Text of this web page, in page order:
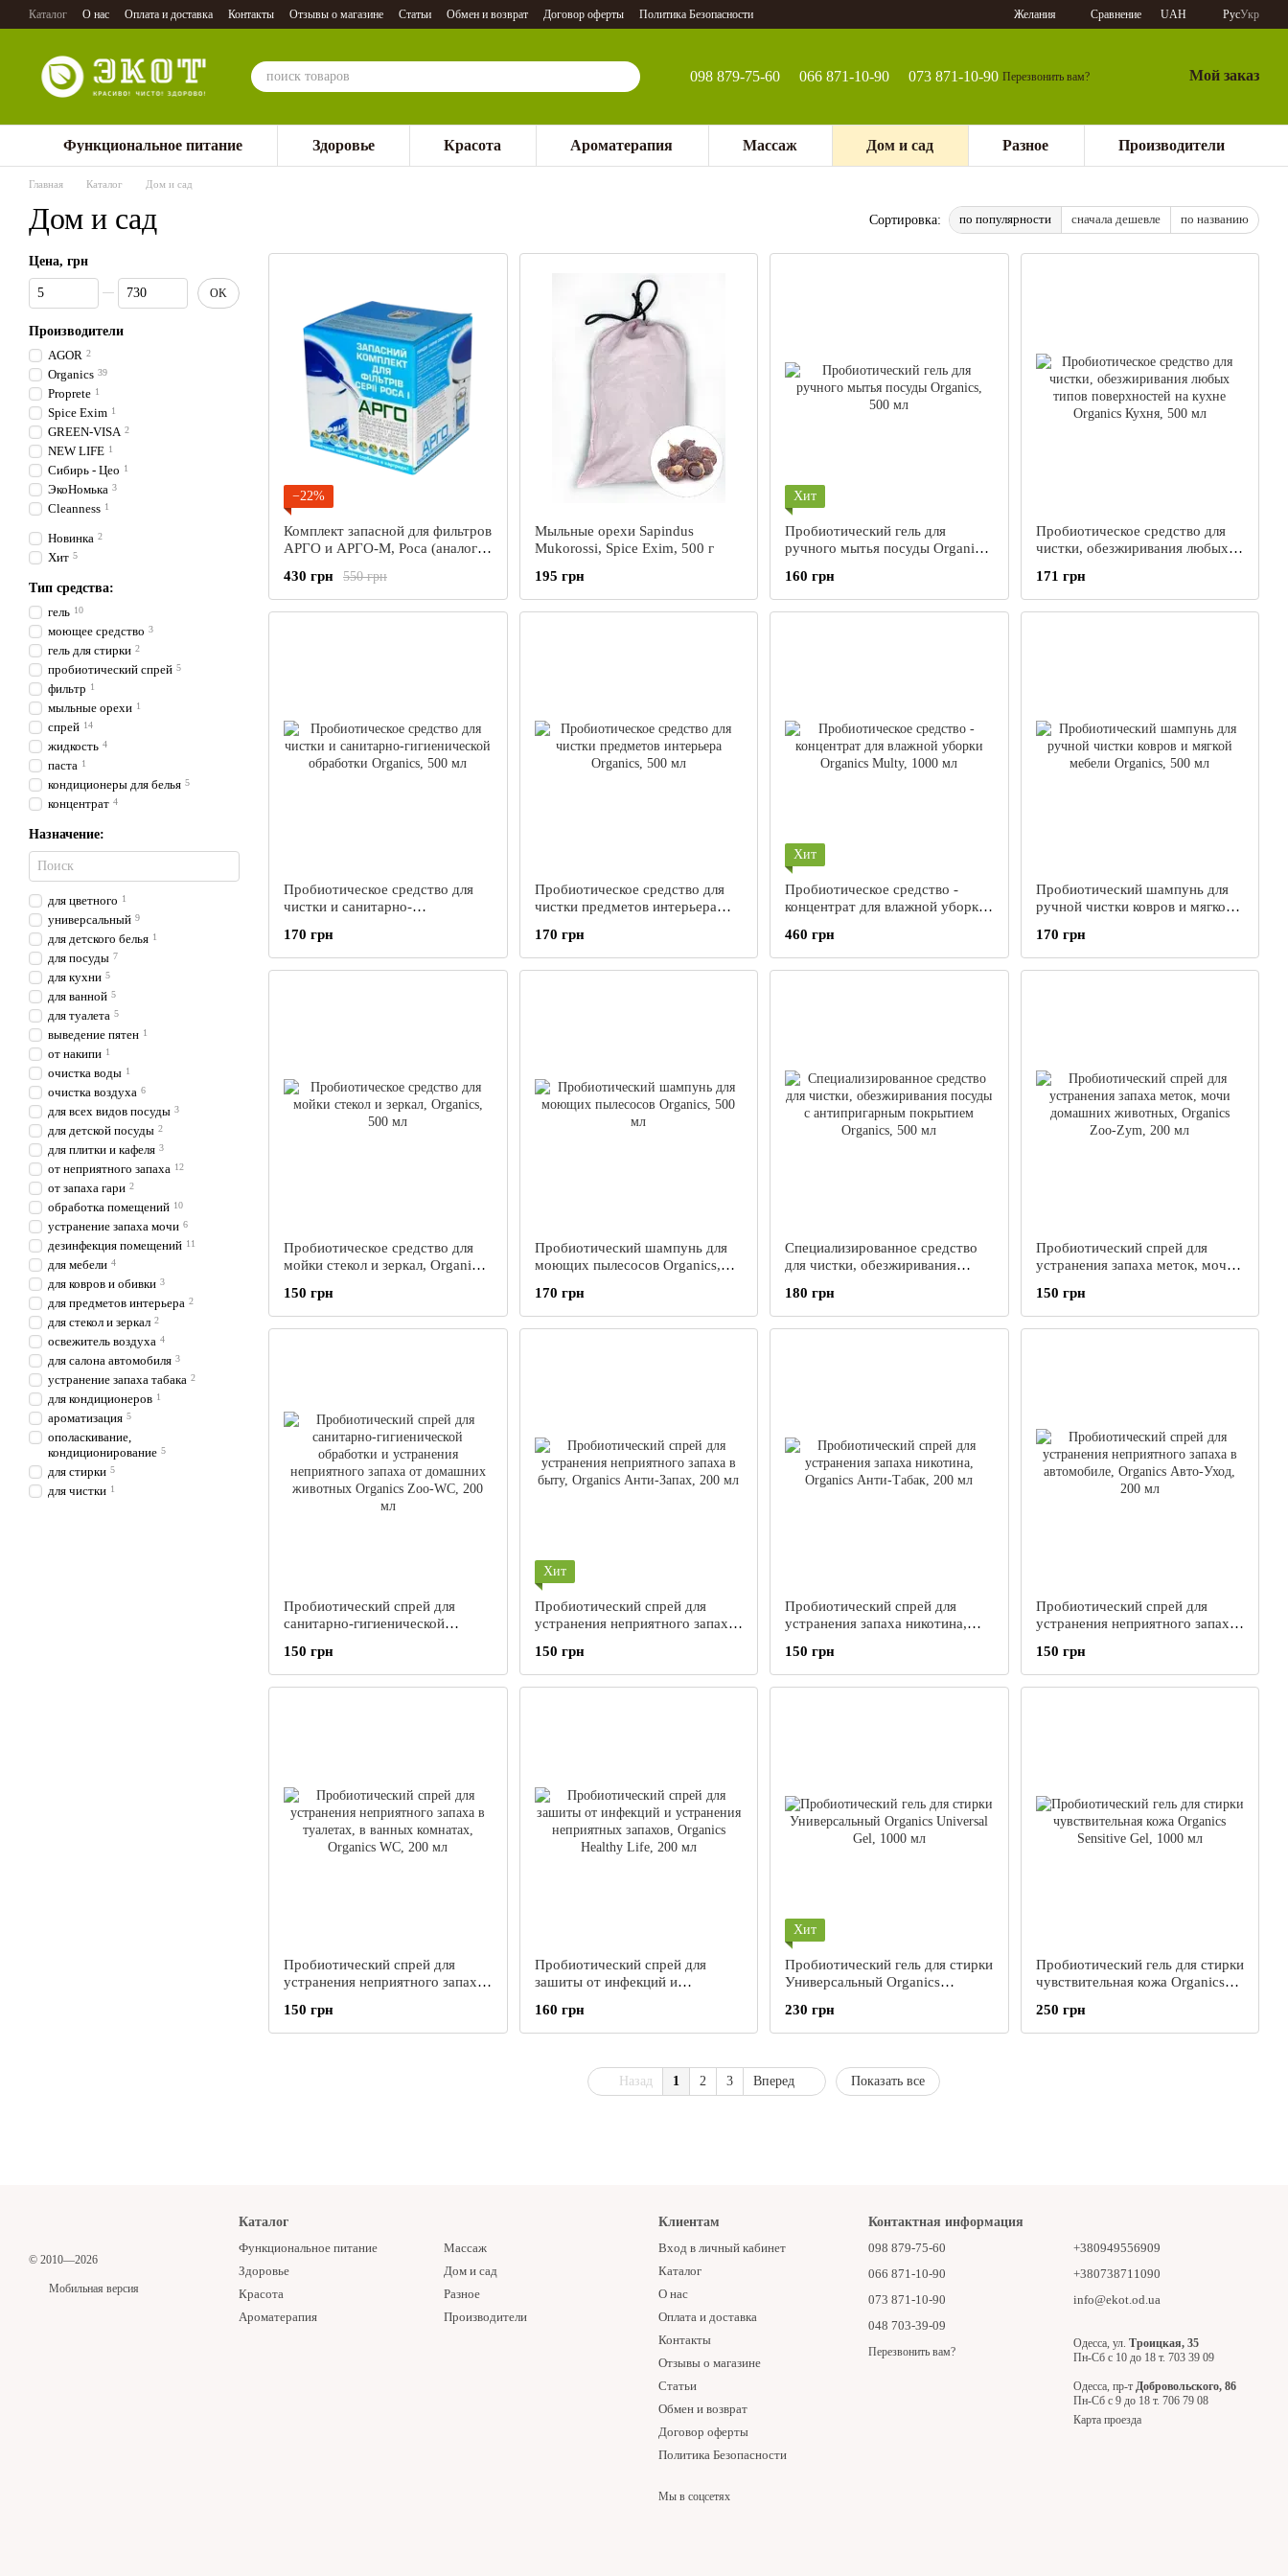
Перейти к основному контенту
Каталог О нас Оплата и доставка Контакты Отзывы о магазине Статьи Обмен и возврат Договор оферты Политика Безопасности Желания Сравнение UAH РусУкр
098 879-75-60 066 871-10-90 073 871-10-90 Перезвонить вам? Мой заказ
Функциональное питание Здоровье Красота Ароматерапия Массаж Дом и сад Разное Производители
Главная Каталог Дом и сад
Дом и сад Сортировка: по популярности сначала дешевле по названию
−22%
Комплект запасной для фильтров
АРГО и АРГО-М, Роса (аналог
550 грн
430 грн
Мыльные орехи Sapindus
Mukorossi, Spice Exim, 500 г
195 грн
Хит
Пробиотический гель для
ручного мытья посуды Organics,
160 грн
Пробиотическое средство для
чистки, обезжиривания любых
Organics Кухня, 500 мл
171 грн
Пробиотическое средство для
чистки и санитарно-
Organics, 500 мл
170 грн
Пробиотическое средство для
чистки предметов интерьера
170 грн
Хит
Пробиотическое средство -
концентрат для влажной уборки
460 грн
Пробиотический шампунь для
ручной чистки ковров и мягкой
170 грн
Пробиотическое средство для
мойки стекол и зеркал, Organics,
150 грн
Пробиотический шампунь для
моющих пылесосов Organics,
170 грн
Специализированное средство
для чистки, обезжиривания
покрытием Organics, 500 мл
180 грн
Пробиотический спрей для
устранения запаха меток, мочи
Zoo-Zym, 200 мл
150 грн
Пробиотический спрей для
санитарно-гигиенической
неприятного запаха от
домашних животных Organics
Zoo-WC, 200 мл
150 грн
Хит
Пробиотический спрей для
устранения неприятного запаха
200 мл
150 грн
Пробиотический спрей для
устранения запаха никотина,
150 грн
Пробиотический спрей для
устранения неприятного запаха
Уход, 200 мл
150 грн
Пробиотический спрей для
устранения неприятного запаха
Organics WC, 200 мл
150 грн
Пробиотический спрей для
зашиты от инфекций и
Organics Healthy Life, 200 мл
160 грн
Хит
Пробиотический гель для стирки
Универсальный Organics
230 грн
Пробиотический гель для стирки
чувствительная кожа Organics
250 грн
Назад 1 2 3 Вперед Показать все
Цена, грн
От Цена, грн
До Цена, грн
OK
Производители
AGOR 2
Organics 39
Proprete 1
Spice Exim 1
GREEN-VISA 2
NEW LIFE 1
Сибирь - Цео 1
ЭкоНомька 3
Сleanness 1
Новинка 2
Хит 5
Тип средства:
гель 10
моющее средство 3
гель для стирки 2
пробиотический спрей 5
фильтр 1
мыльные орехи 1
спрей 14
жидкость 4
паста 1
кондиционеры для белья 5
концентрат 4
Назначение:
для цветного 1
универсальный 9
для детского белья 1
для посуды 7
для кухни 5
для ванной 5
для туалета 5
выведение пятен 1
от накипи 1
очистка воды 1
очистка воздуха 6
для всех видов посуды 3
для детской посуды 2
для плитки и кафеля 3
от неприятного запаха 12
от запаха гари 2
обработка помещений 10
устранение запаха мочи 6
дезинфекция помещений 11
для мебели 4
для ковров и обивки 3
для предметов интерьера 2
для стекол и зеркал 2
освежитель воздуха 4
для салона автомобиля 3
устранение запаха табака 2
для кондиционеров 1
ароматизация 5
ополаскивание,
кондиционирование 5
для стирки 5
для чистки 1
© 2010—2026
Мобильная версия
Каталог
Функциональное питание
Здоровье
Красота
Ароматерапия
Массаж
Дом и сад
Разное
Производители
Клиентам
Вход в личный кабинет
Каталог
О нас
Оплата и доставка
Контакты
Отзывы о магазине
Статьи
Обмен и возврат
Договор оферты
Политика Безопасности
Мы в соцсетях
Контактная информация
098 879-75-60
066 871-10-90
073 871-10-90
048 703-39-09
Перезвонить вам?
+380949556909
+380738711090
info@ekot.od.ua
Одесса, ул. Троицкая, 35
Пн-Сб с 10 до 18 т. 703 39 09
Одесса, пр-т Добровольского, 86
Пн-Сб с 9 до 18 т. 706 79 08
Карта проезда